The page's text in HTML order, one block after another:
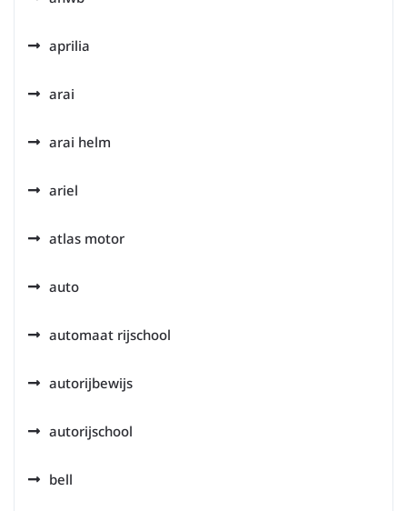
aprilia
arai
arai helm
ariel
atlas motor
auto
automaat rijschool
autorijbewijs
autorijschool
bell